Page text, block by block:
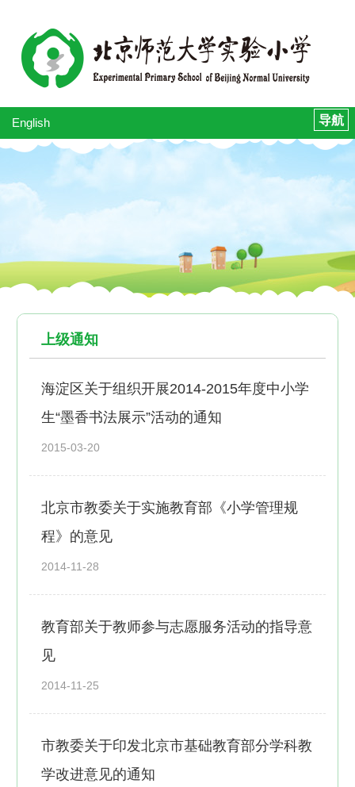
English
上级通知
海淀区关于组织开展2014-2015年度中小学
生“墨香书法展示”活动的通知
2015-03-20
北京市教委关于实施教育部《小学管理规
程》的意见
2014-11-28
教育部关于教师参与志愿服务活动的指导意
见
2014-11-25
市教委关于印发北京市基础教育部分学科教
学改进意见的通知